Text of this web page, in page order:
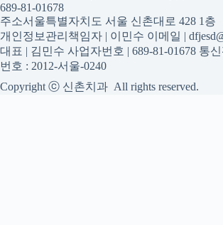
689-81-01678
주소서울특별자치도 서울 신촌대로 428 1층
개인정보관리책임자 | 이민수 이메일 |
대표 | 김민수 사업자번호 | 689-81-01678 통
번호 : 2012-서울-0240
Copyright ⓒ 신촌치과 All rights reserved.